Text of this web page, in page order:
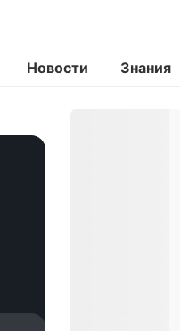
Новости Знания